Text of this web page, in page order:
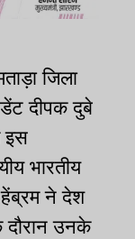
जिला
दीपक दुबे
इस
भारतीय
हेंब्रम ने देश
दौरान उनके